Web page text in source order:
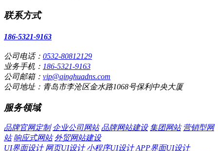
联系方式
186-5321-9163
公司电话： 0532-80812129
业务手机： 186-5321-9163
公司邮箱： vip@qinghuadns.com
公司地址：青岛市李沧区金水路1068号保利中央大厦
服务领域
品牌官网定制 企业公司网站 品牌网站建设 集团网站 营销型网
站 响应式网站 外贸网站建设
UI界面设计 网页UI设计 小程序UI设计 APP界面UI设计